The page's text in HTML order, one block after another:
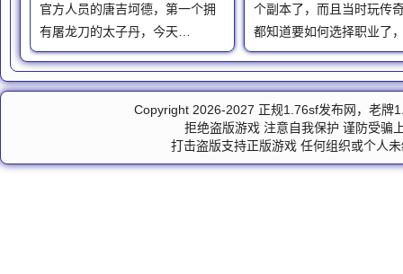
官方人员的唐吉坷德，第一个拥
有屠龙刀的太子丹，今天…
个副本了，而且当时玩传
都知道要如何选择职业了
Copyright 2026-2027 正规1.76sf发布网 ，老牌
拒绝盗版游戏 注意自我保护 谨防受骗
打击盗版支持正版游戏 任何组织或个人